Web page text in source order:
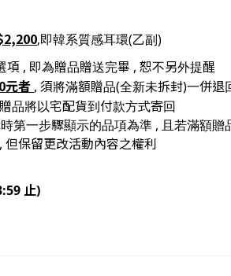
,即韓系質感耳環(乙副)
, 即為贈品贈送完畢 , 恕不另外提醒
元者 , 須將滿額贈品(全新未拆封)一併
品將以宅配貨到付款方式寄回
第一步驟顯示的品項為準 , 且若滿額
但保留更改活動內容之權利
止)